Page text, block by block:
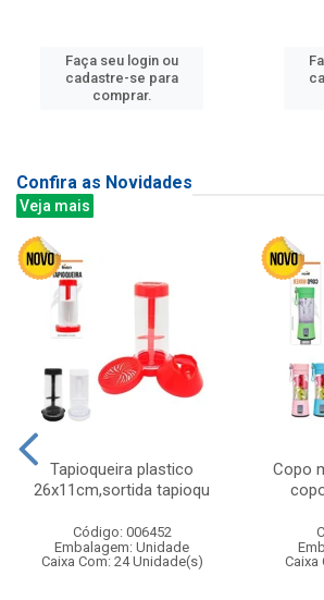
Faça seu login ou
cadastre-se para
comprar.
Confira as Novidades
Veja mais
Tapioqueira plastico
26x11cm,sortida tapioqu
Código: 006452
Embalagem: Unidade
Caixa Com: 24 Unidade(s)
Copo
Caixa